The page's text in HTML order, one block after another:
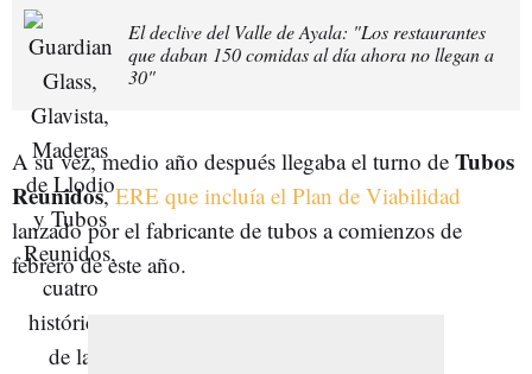
El declive del Valle de Ayala: "Los restaurantes
que daban 150 comidas al día ahora no llegan a
30"
A su vez, medio año después llegaba el turno de Tubos
Reunidos,ERE que incluía el Plan de Viabilidad
lanzado por el fabricante de tubos a comienzos de
febrero de este año.